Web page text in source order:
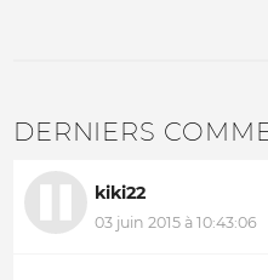
DERNIERS
kiki22
03 juin 2015 à 10:43:06